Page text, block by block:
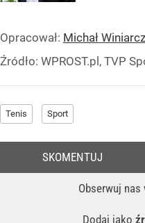
Opracował: Michał
Źródło: WPROST.pl, TVP
Tenis Sport
Obserwuj nas
Dodaj jako
SKOMENTUJ